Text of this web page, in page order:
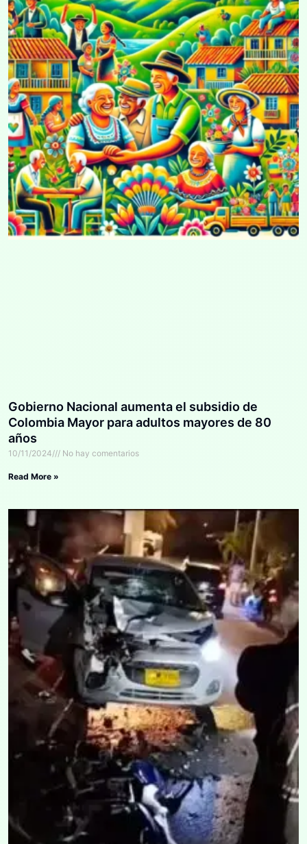
Gobierno Nacional aumenta el subsidio de
Colombia Mayor para adultos mayores de 80
años
10/11/2024 No hay comentarios
Read More »